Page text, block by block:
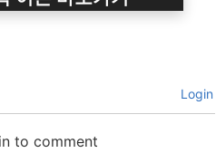
Login
to comment